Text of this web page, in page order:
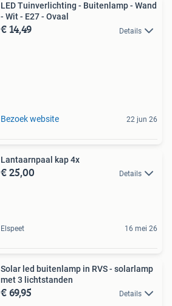
LED Tuinverlichting - Buitenlamp - Wand
- Wit - E27 - Ovaal
€ 14,49 Details
Bezoek website 22 jun 26
Lantaarnpaal kap 4x
€ 25,00 Details
Elspeet 16 mei 26
Solar led buitenlamp in RVS - solarlamp
met 3 lichtstanden
€ 69,95 Details